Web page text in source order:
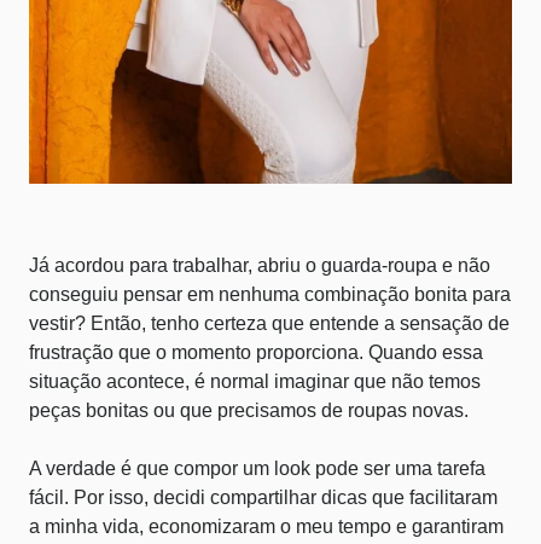
Já acordou para trabalhar, abriu o guarda-roupa e não
conseguiu pensar em nenhuma combinação bonita para
vestir? Então, tenho certeza que entende a sensação de
frustração que o momento proporciona. Quando essa
situação acontece, é normal imaginar que não temos
peças bonitas ou que precisamos de roupas novas.
A verdade é que compor um look pode ser uma tarefa
fácil. Por isso, decidi compartilhar dicas que facilitaram
a minha vida, economizaram o meu tempo e garantiram